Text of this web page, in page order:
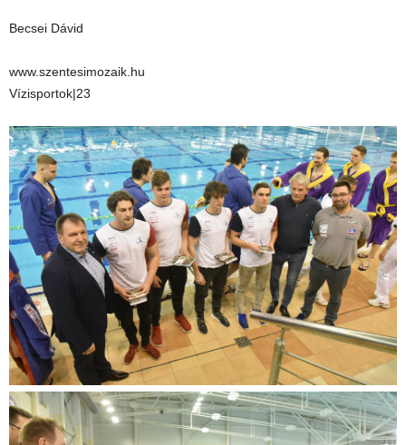
Becsei Dávid
www.szentesimozaik.hu
Vízisportok|23